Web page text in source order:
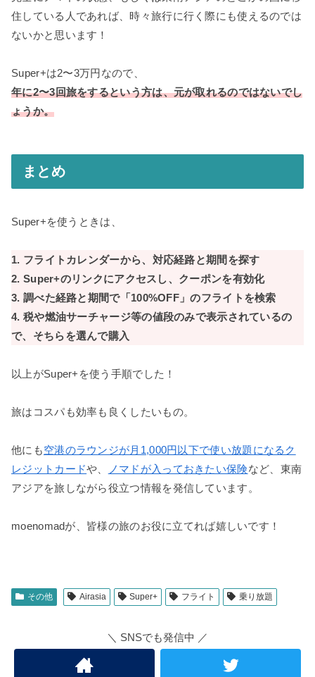
住している人であれば、時々旅行に行く際にも使えるのでは
ないかと思います！
Super+は2〜3万円なので、
年に2〜3回旅をするという方は、元が取れるのではないでし
ょうか。
まとめ
Super+を使うときは、
1. フライトカレンダーから、対応経路と期間を探す
2. Super+のリンクにアクセスし、クーポンを有効化
3. 調べた経路と期間で「100%OFF」のフライトを検索
4. 税や燃油サーチャージ等の値段のみで表示されているの
で、そちらを選んで購入
以上がSuper+を使う手順でした！
旅はコスパも効率も良くしたいもの。
他にも空港のラウンジが月1,000円以下で使い放題になるク
レジットカードや、 ノマドが入っておきたい保険など、東南
アジアを旅しながら役立つ情報を発信しています。
moenomadが、皆様の旅のお役に立てれば嬉しいです！
その他 Airasia Super+ フライト 乗り放題
＼ SNSでも発信中 ／